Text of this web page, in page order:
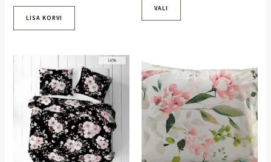
LISA KORVI
VALI